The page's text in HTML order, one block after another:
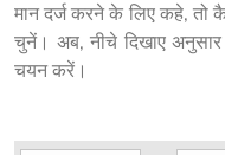
मान दर्ज करने के लिए कहे,
चुनें। अब, नीचे दिखाए अनुसार
चयन करें।